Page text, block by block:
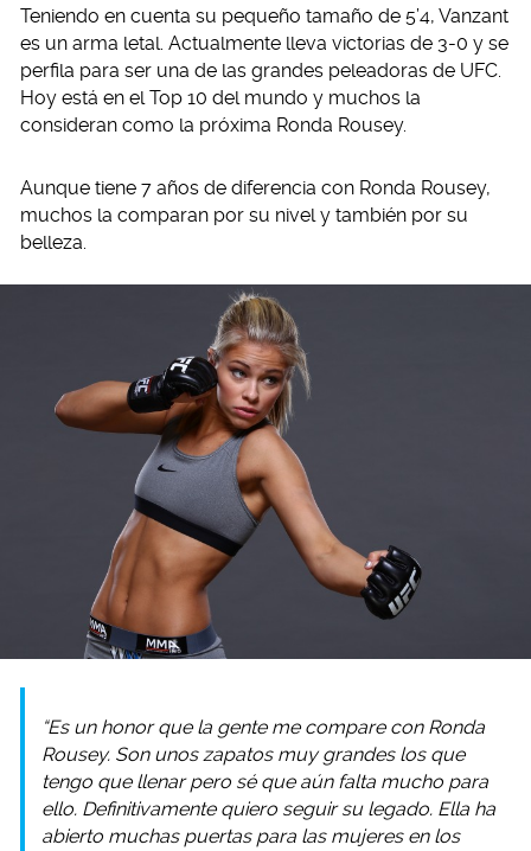
Teniendo en cuenta su pequeño tamaño de 5’4, Vanzant
es un arma letal. Actualmente lleva victorias de 3-0 y se
perfila para ser una de las grandes peleadoras de UFC.
Hoy está en el Top 10 del mundo y muchos la
consideran como la próxima Ronda Rousey.
Aunque tiene 7 años de diferencia con Ronda Rousey,
muchos la comparan por su nivel y también por su
belleza.
“Es un honor que la gente me compare con Ronda
Rousey. Son unos zapatos muy grandes los que
tengo que llenar pero sé que aún falta mucho para
ello. Definitivamente quiero seguir su legado. Ella ha
abierto muchas puertas para las mujeres en los